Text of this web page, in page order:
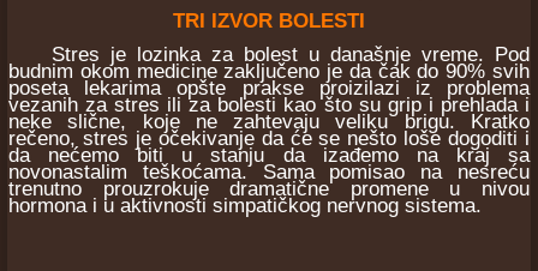
TRI IZVOR BOLESTI
Stres je lozinka za bolest u današnje vreme. Pod
budnim okom medicine zaključeno je da čak do 90% svih
poseta lekarima opšte prakse proizilazi iz problema
vezanih za stres ili za bolesti kao što su grip i prehlada i
neke slične, koje ne zahtevaju veliku brigu. Kratko
rečeno, stres je očekivanje da će se nešto loše dogoditi i
da nećemo biti u stanju da izađemo na kraj sa
novonastalim teškoćama. Sama pomisao na nesreću
trenutno prouzrokuje dramatične promene u nivou
hormona i u aktivnosti simpatičkog nervnog sistema.